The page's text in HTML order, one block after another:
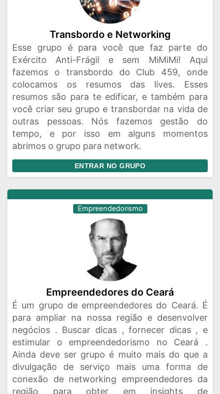
Transbordo e Networking
Esse grupo é para você que faz parte do
Exército Anti-Frágil e sem MiMiMi! Aqui
fazemos o transbordo do Club 459, onde
colocamos os resumos das lives. Esses
resumos são para te edificar, e também para
você criar seu grupo e transbordar na vida de
outras pessoas. Nós fazemos gestão do
tempo, e por isso em alguns momentos
abrimos o grupo para network.
ENTRAR NO GRUPO
Empreendedorismo
Empreendedores do Ceará
É um grupo de empreendedores do Ceará. É
para ampliar na nossa região e desenvolver
negócios . Buscar dicas , fornecer dicas , e
estimular o empreendedorismo no Ceará .
Ainda deve ser grupo é muito mais do que a
divulgação de serviço mais uma forma de
conexão de networking empreendedores da
região para obter em insights de